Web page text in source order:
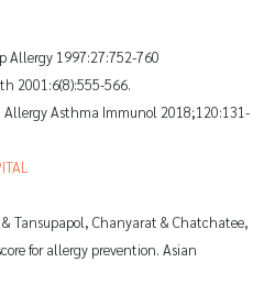
Allergy 1997:27:752-760
2001:6(8):555-566.
Allergy Asthma Immunol 2018;120:131-
Tansupapol, Chanyarat & Chatchatee,
for allergy prevention. Asian